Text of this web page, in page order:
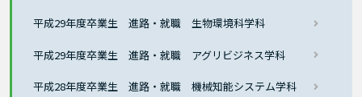
平成29年度卒業生 進路・就職 生物環境科学科
平成29年度卒業生 進路・就職 アグリビジネス学科
平成28年度卒業生 進路・就職 機械知能システム学科